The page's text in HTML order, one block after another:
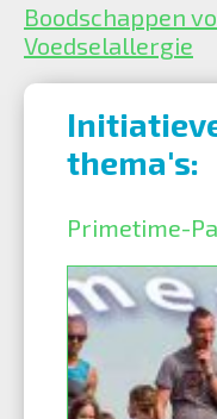
Boodschappen
Voedselallergie
thema's:
Primetime-